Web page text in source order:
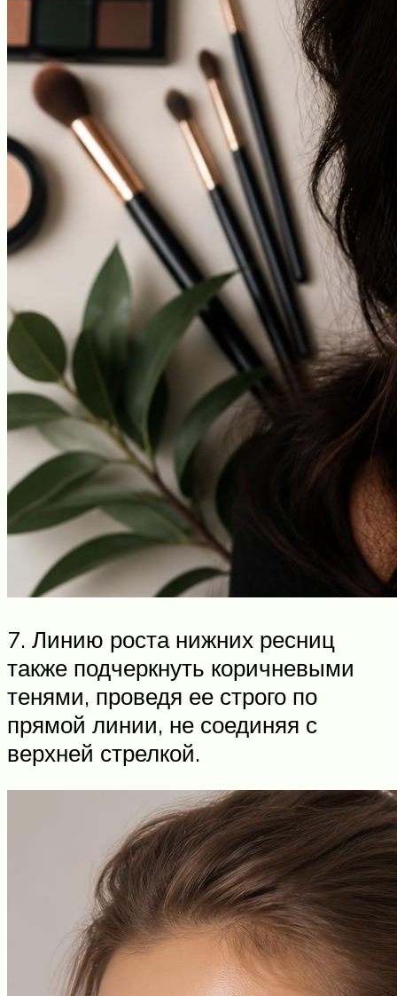
7. Линию роста нижних ресниц
также подчеркнуть коричневыми
тенями, проведя ее строго по
прямой линии, не соединяя с
верхней стрелкой.